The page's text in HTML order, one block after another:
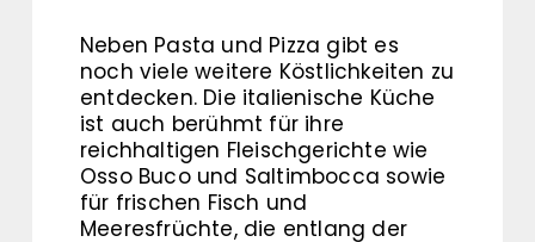
Neben Pasta und Pizza gibt es
noch viele weitere Köstlichkeiten zu
entdecken. Die italienische Küche
ist auch berühmt für ihre
reichhaltigen Fleischgerichte wie
Osso Buco und Saltimbocca sowie
für frischen Fisch und
Meeresfrüchte, die entlang der